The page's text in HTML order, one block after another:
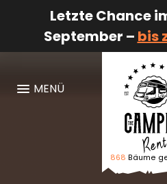
Letzte Chance
September – bis
MENÜ
Logo
868 Bäume